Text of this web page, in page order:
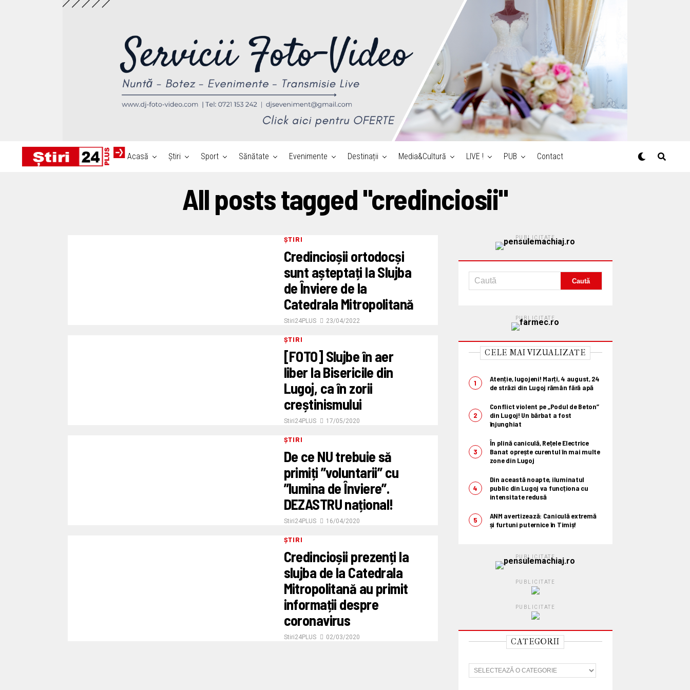
Acasă Știri Sport Sănătate Evenimente Destinații Media&Cultură LIVE ! PUB Contact
All posts tagged "credinciosii"
ȘTIRI
Credincioșii ortodocși
sunt așteptați la Slujba
de Înviere de la
Catedrala Mitropolitană
Stiri24PLUS 23/04/2022
ȘTIRI
[FOTO] Slujbe în aer
liber la Bisericile din
Lugoj, ca în zorii
creștinismului
Stiri24PLUS 17/05/2020
ȘTIRI
De ce NU trebuie să
primiți ”voluntarii” cu
”lumina de Înviere”.
DEZASTRU național!
Stiri24PLUS 16/04/2020
ȘTIRI
Credincioșii prezenți la
slujba de la Catedrala
Mitropolitană au primit
informații despre
coronavirus
Stiri24PLUS 02/03/2020
PUBLICITATE
PUBLICITATE
CELE MAI VIZUALIZATE
Atenție, lugojeni! Marți, 4 august, 24
de străzi din Lugoj rămân fără apă
Conflict violent pe „Podul de Beton”
din Lugoj! Un bărbat a fost
înjunghiat
În plină caniculă, Rețele Electrice
Banat oprește curentul în mai multe
zone din Lugoj
Din această noapte, iluminatul
public din Lugoj va funcționa cu
intensitate redusă
ANM avertizează: Caniculă extremă
și furtuni puternice în Timiș!
PUBLICITATE
PUBLICITATE
PUBLICITATE
CATEGORII
C
a